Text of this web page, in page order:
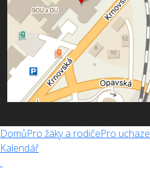
DomůPro žáky a rodičePro
Kalendář